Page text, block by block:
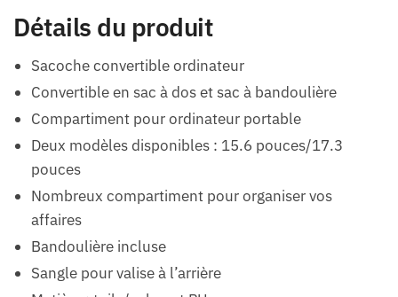
Détails du produit
Sacoche convertible ordinateur
Convertible en sac à dos et sac à bandoulière
Compartiment pour ordinateur portable
Deux modèles disponibles : 15.6 pouces/17.3
pouces
Nombreux compartiment pour organiser vos
affaires
Bandoulière incluse
Sangle pour valise à l’arrière